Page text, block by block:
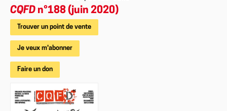
CQFD n°188 (juin 2020)
Trouver un point de vente
Je veux m'abonner
Faire un don